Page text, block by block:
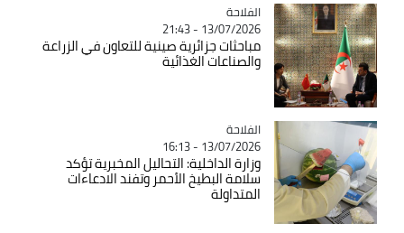
Catégorie
الفلاحة
13/07/2026 - 21:43
مباحثات جزائرية صينية للتعاون في الزراعة
والصناعات الغذائية
Catégorie
الفلاحة
13/07/2026 - 16:13
وزارة الداخلية: التحاليل المخبرية تؤكد
سلامة البطيخ الأحمر وتفند الادعاءات
المتداولة